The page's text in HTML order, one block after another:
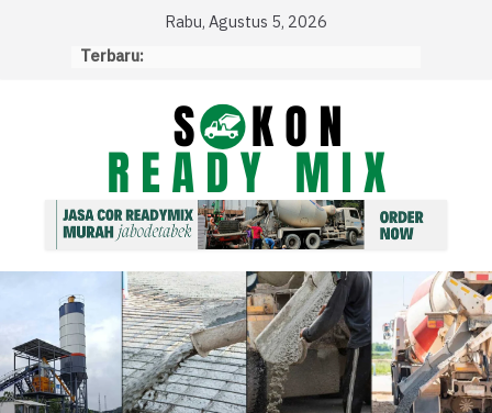
Rabu, Agustus 5, 2026
Terbaru: